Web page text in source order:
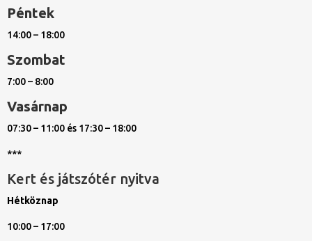
Péntek
14:00 – 18:00
Szombat
7:00 – 8:00
Vasárnap
07:30 – 11:00 és 17:30 – 18:00
***
Kert és játszótér nyitva
Hétköznap
10:00 – 17:00